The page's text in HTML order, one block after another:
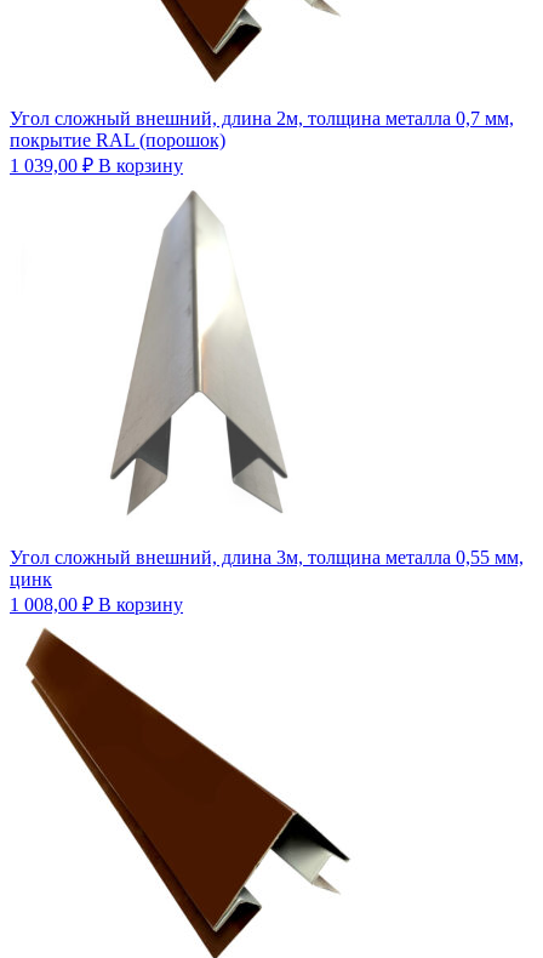
Угол сложный внешний, длина 2м, толщина металла 0,7 мм,
покрытие RAL (порошок)
1 039,00 ₽ В корзину
Угол сложный внешний, длина 3м, толщина металла 0,55 мм,
цинк
1 008,00 ₽ В корзину